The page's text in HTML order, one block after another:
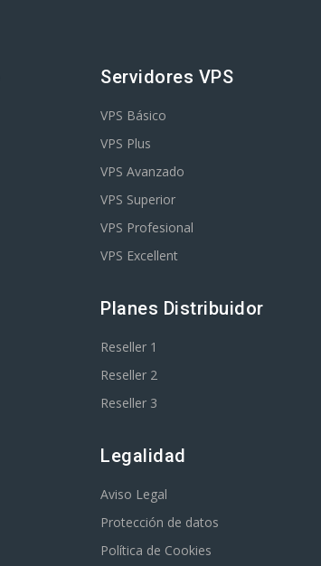
Servidores VPS
VPS Básico
VPS Plus
VPS Avanzado
VPS Superior
VPS Profesional
VPS Excellent
Planes Distribuidor
Reseller 1
Reseller 2
Reseller 3
Legalidad
Aviso Legal
Protección de datos
Política de Cookies